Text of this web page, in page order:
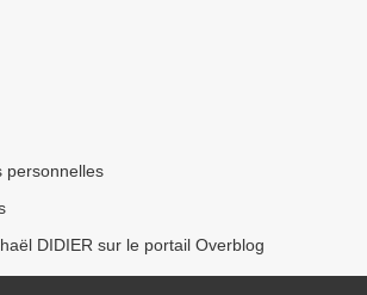
personnelles
DIDIER sur le portail Overblog